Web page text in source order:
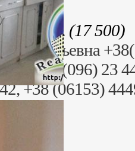
грн. (17 500)
Григорьевна
44499, (096) 23
+38 (06153)